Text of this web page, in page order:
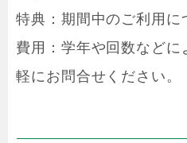
特典：期間中のご利用に
費用：学年や回数など
軽にお問合せください。